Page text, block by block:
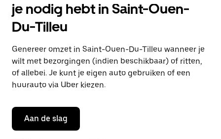
je nodig hebt in Saint-Ouen-
Du-Tilleu
Genereer omzet in Saint-Ouen-Du-Tilleu wanneer je
wilt met bezorgingen (indien beschikbaar) of ritten,
of allebei. Je kunt je eigen auto gebruiken of een
huurauto via Uber kiezen.
Aan de slag